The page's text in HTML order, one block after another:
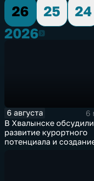
26
25 24
20262026
6 августа
6
В Хвалынске обсудили
развитие курортного
потенциала и